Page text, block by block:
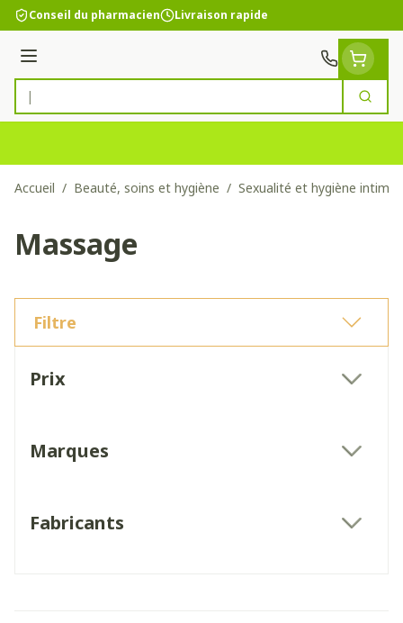
Aller au contenu
Conseil du pharmacien Livraison rapide
Menu
Rechercher
Accueil / Beauté, soins et hygiène / Sexualité et hygiène intime
Massage
Filtre
Prix
Marques
Fabricants